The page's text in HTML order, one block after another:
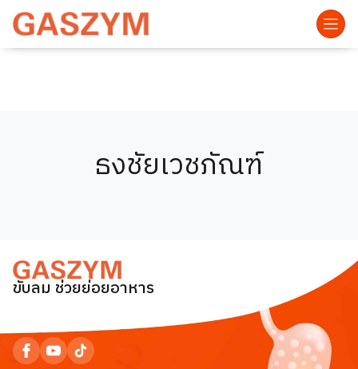
ธงชัยเวชภัณฑ์
ขับลม ช่วยย่อยอาหาร